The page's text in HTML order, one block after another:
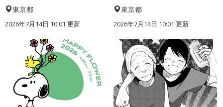
東京都
2026年7月14日 10:01 更新
東京都
2026年7月14日 10:01 更新